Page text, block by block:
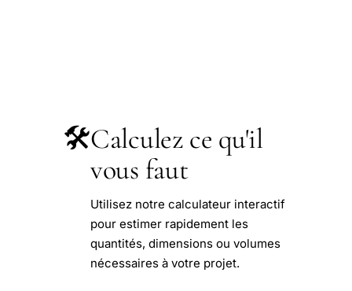
🛠️Calculez ce qu'il
vous faut
Utilisez notre calculateur interactif
pour estimer rapidement les
quantités, dimensions ou volumes
nécessaires à votre projet.